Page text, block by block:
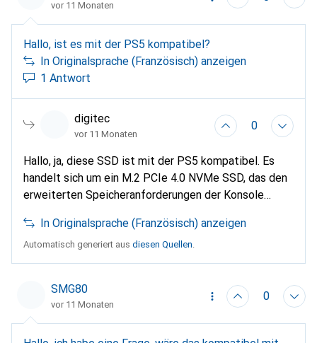
kompatibel mit dem M.2 NVMe Slot ist. Für die
Nutzung als Storage Pool könnten Workarounds wie
spezielle Scripts erforderlich sein, die jedoch nicht
offiziell unterstützt werden.
vor 11 Monaten
Hallo, ist es mit der PS5 kompatibel?
In Originalsprache (Französisch) anzeigen
1 Antwort
digitec
vor 11 Monaten
0
Hallo, ja, diese SSD ist mit der PS5 kompatibel. Es
handelt sich um ein M.2 PCIe 4.0 NVMe SSD, das den
erweiterten Speicheranforderungen der Konsole
ein Vorteil für das Wärmemanagement in der PS5.
In Originalsprache (Französisch) anzeigen
Automatisch generiert aus diesen Quellen.
SMG80
vor 11 Monaten
0